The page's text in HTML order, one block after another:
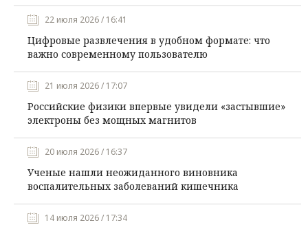
22 июля 2026 / 16:41
Цифровые развлечения в удобном формате: что
важно современному пользователю
21 июля 2026 / 17:07
Российские физики впервые увидели «застывшие»
электроны без мощных магнитов
20 июля 2026 / 16:37
Ученые нашли неожиданного виновника
воспалительных заболеваний кишечника
14 июля 2026 / 17:34